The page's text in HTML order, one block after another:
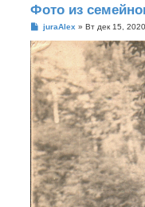
Фото из
С
о
б
щ
е
н
и
е
juraAlex » Вт дек 15,